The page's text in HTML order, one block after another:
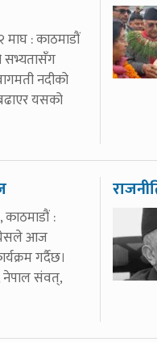
माघ : काठमाडौं
सभ्यतासँग
नदीको
यसको
काठमाडौं :
आज
गर्दैछ।
नेपाल संवत्,